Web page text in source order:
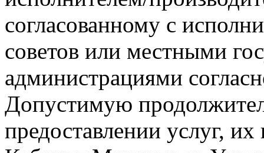
согласованному с
советов или местными
администрациями
Допустимую
предоставлении услуг,